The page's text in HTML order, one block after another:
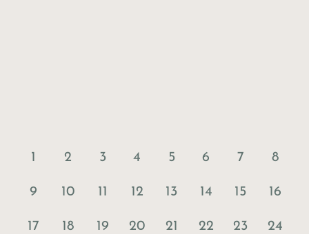
1 2 3 4 5 6 7 8
9 10 11 12 13 14 15 16
17 18 19 20 21 22 23 24